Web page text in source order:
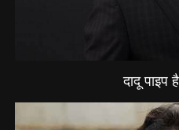
दादू पाइप